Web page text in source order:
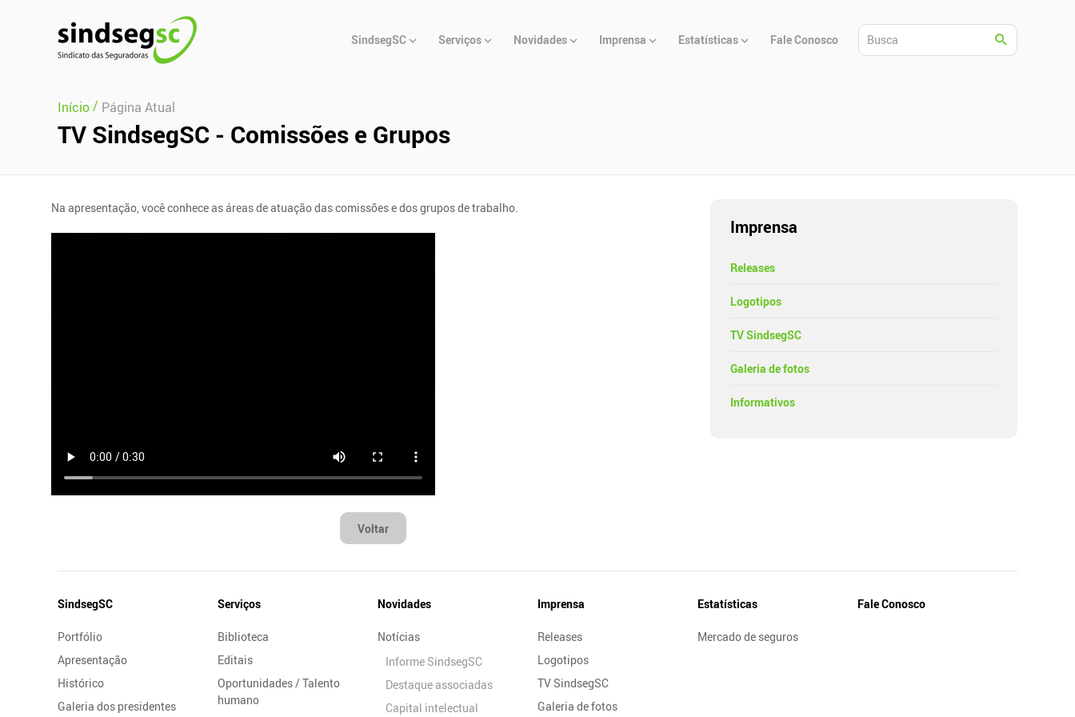
Principal
SindsegSC Serviços Novidades Imprensa Estatísticas Fale Conosco
Início/ Página Atual
TV SindsegSC - Comissões e Grupos
Na apresentação, você conhece as áreas de atuação das comissões e dos grupos de trabalho.
Voltar
Imprensa
Releases
Logotipos
TV SindsegSC
Galeria de fotos
Informativos
Mapa
Site
SindsegSC
Portfólio
Apresentação
Histórico
Galeria dos presidentes
Serviços
Biblioteca
Editais
Oportunidades / Talento
humano
Novidades
Notícias
Informe SindsegSC
Destaque associadas
Capital intelectual
Imprensa
Releases
Logotipos
TV SindsegSC
Galeria de fotos
Estatísticas
Mercado de seguros
Fale Conosco